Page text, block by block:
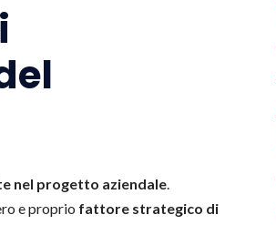
nel progetto aziendale.
e proprio fattore strategico di